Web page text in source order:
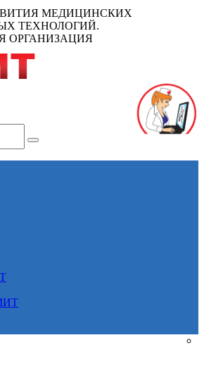
МЕДИЦИНСКИХ
ТЕХНОЛОГИЙ.
ОРГАНИЗАЦИЯ